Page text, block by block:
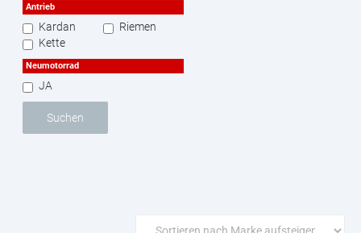
Antrieb
Kardan
Riemen
Kette
Neumotorrad
JA
Suchen